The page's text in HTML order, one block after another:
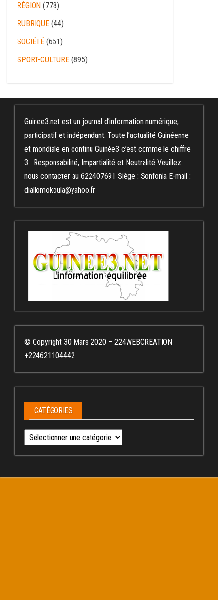
RÉGION (778)
RUBRIQUE (44)
SOCIÉTÉ (651)
SPORT-CULTURE (895)
Guinee3.net est un journal d’information numérique,
participatif et indépendant. Toute l’actualité Guinéenne
et mondiale en continu Guinée3 c’est comme le chiffre
3 : Responsabilité, Impartialité et Neutralité Veuillez
nous contacter au 622407691 Siège : Sonfonia E-mail :
diallomokoula@yahoo.fr
© Copyright 30 Mars 2020 – 224WEBCREATION
+224621104442
CATÉGORIES
Catégories